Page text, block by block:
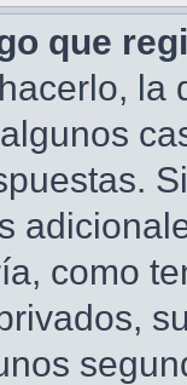
que
la
como